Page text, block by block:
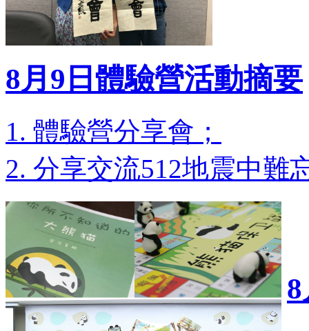
8月9日體驗營活動摘要
1. 體驗營分享會；
2. 分享交流512地震中難